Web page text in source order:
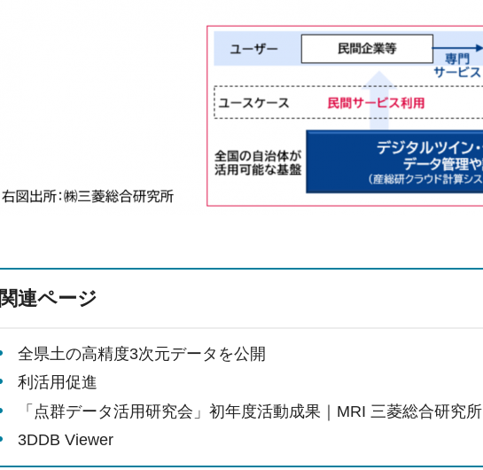
関連ページ
全県土の高精度3次元データを公開
利活用促進
「点群データ活用研究会」初年度活動成果｜MRI 三菱総合研究所
3DDB Viewer